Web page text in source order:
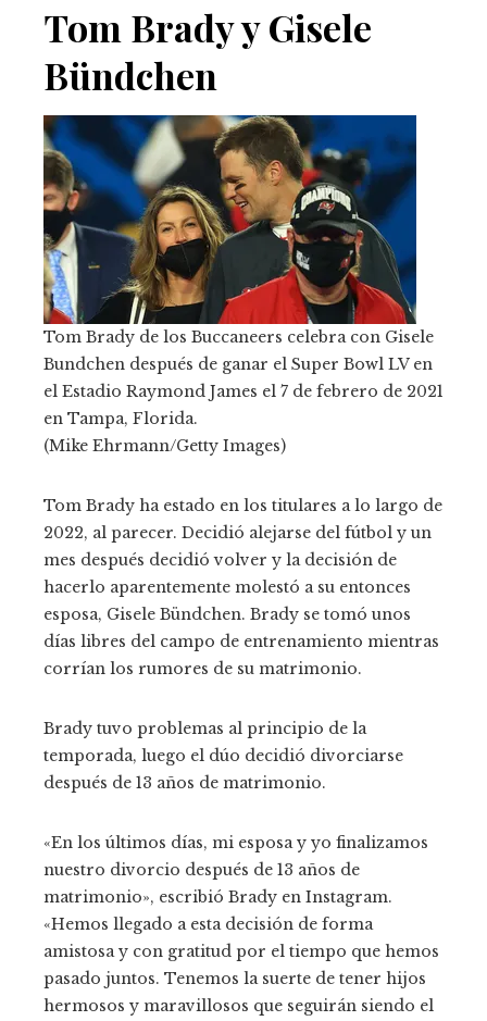
Tom Brady y Gisele
Bündchen
Tom Brady de los Buccaneers celebra con Gisele
Bundchen después de ganar el Super Bowl LV en
el Estadio Raymond James el 7 de febrero de 2021
en Tampa, Florida.
(Mike Ehrmann/Getty Images)
Tom Brady ha estado en los titulares a lo largo de
2022, al parecer. Decidió alejarse del fútbol y un
mes después decidió volver y la decisión de
hacerlo aparentemente molestó a su entonces
esposa, Gisele Bündchen. Brady se tomó unos
días libres del campo de entrenamiento mientras
corrían los rumores de su matrimonio.
Brady tuvo problemas al principio de la
temporada, luego el dúo decidió divorciarse
después de 13 años de matrimonio.
«En los últimos días, mi esposa y yo finalizamos
nuestro divorcio después de 13 años de
matrimonio», escribió Brady en Instagram.
«Hemos llegado a esta decisión de forma
amistosa y con gratitud por el tiempo que hemos
pasado juntos. Tenemos la suerte de tener hijos
hermosos y maravillosos que seguirán siendo el